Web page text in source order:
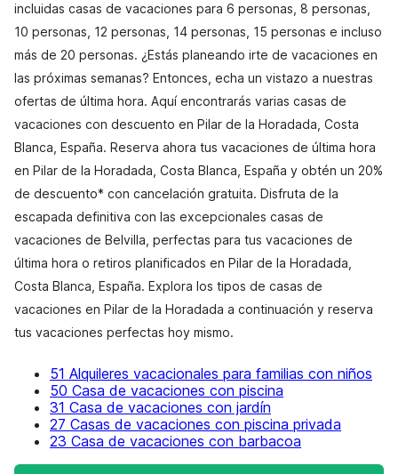
incluidas casas de vacaciones para 6 personas, 8 personas,
10 personas, 12 personas, 14 personas, 15 personas e incluso
más de 20 personas. ¿Estás planeando irte de vacaciones en
las próximas semanas? Entonces, echa un vistazo a nuestras
ofertas de última hora. Aquí encontrarás varias casas de
vacaciones con descuento en Pilar de la Horadada, Costa
Blanca, España. Reserva ahora tus vacaciones de última hora
en Pilar de la Horadada, Costa Blanca, España y obtén un 20%
de descuento* con cancelación gratuita. Disfruta de la
escapada definitiva con las excepcionales casas de
vacaciones de Belvilla, perfectas para tus vacaciones de
última hora o retiros planificados en Pilar de la Horadada,
Costa Blanca, España. Explora los tipos de casas de
vacaciones en Pilar de la Horadada a continuación y reserva
tus vacaciones perfectas hoy mismo.
51 Alquileres vacacionales para familias con niños
50 Casa de vacaciones con piscina
31 Casa de vacaciones con jardín
27 Casas de vacaciones con piscina privada
23 Casa de vacaciones con barbacoa